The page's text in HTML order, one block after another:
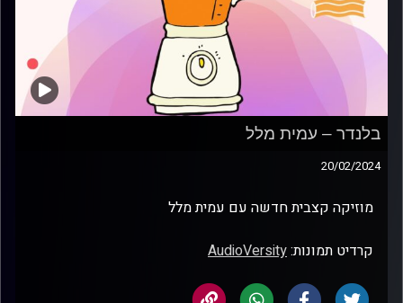
בלנדר – עמית מלל
20/02/2024
מוזיקה קצבית חדשה עם עמית מלל
קרדיט תמונות:AudioVersity